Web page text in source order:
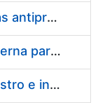
Suministro de gafas graduadas antiproyecciones para los trabajadores de la FNMT-RCM en los centros de trabajo de Madrid y Burgos
Servicios de una empresa externa para el asesoramiento y resolución de los recursos de alzada que se presentan relacionados con procesos de selección para la FNMT-RCM
Acuerdo marco para el suministro e instalación de persianas, estores y otros complementos